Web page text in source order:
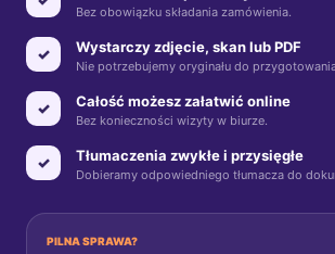
Bez obowiązku składania zamówienia.
✓ Wystarczy zdjęcie, skan lub PDF
Nie potrzebujemy oryginału do
✓ Całość możesz załatwić online
Bez konieczności wizyty w biurze.
✓ Tłumaczenia zwykłe i przysięgłe
Dobieramy odpowiedniego tłumacza do
PILNA SPRAWA?